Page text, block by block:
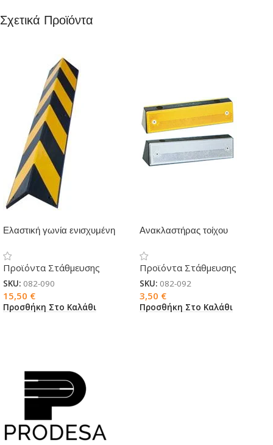
Σχετικά Προϊόντα
Ελαστική γωνία ενισχυμένη
Προϊόντα Στάθμευσης
SKU: 082-090
15,50 €
Προσθήκη Στο Καλάθι
Ανακλαστήρας τοίχου
Προϊόντα Στάθμευσης
SKU: 082-092
3,50 €
Προσθήκη Στο Καλάθι